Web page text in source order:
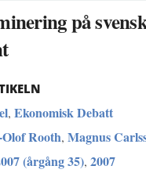
på
, Ekonomisk Debatt
Rooth, Magnus
(årgång 35), 2007